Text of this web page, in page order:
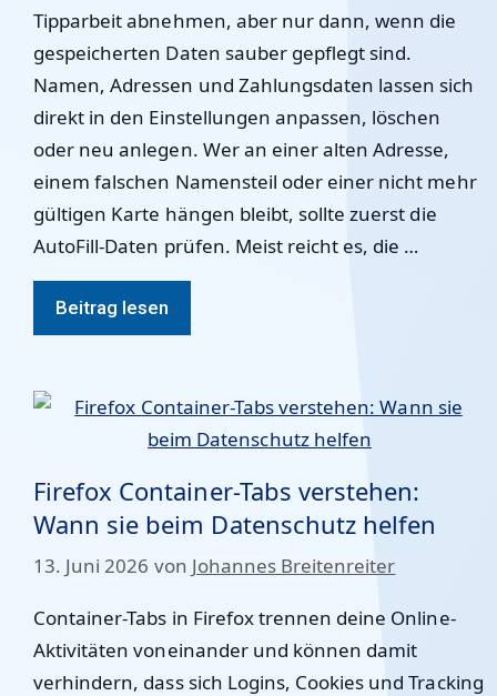
Tipparbeit abnehmen, aber nur dann, wenn die
gespeicherten Daten sauber gepflegt sind.
Namen, Adressen und Zahlungsdaten lassen sich
direkt in den Einstellungen anpassen, löschen
oder neu anlegen. Wer an einer alten Adresse,
einem falschen Namensteil oder einer nicht mehr
gültigen Karte hängen bleibt, sollte zuerst die
AutoFill-Daten prüfen. Meist reicht es, die …
Beitrag lesen
Firefox Container-Tabs verstehen:
Wann sie beim Datenschutz helfen
13. Juni 2026 von Johannes Breitenreiter
Container-Tabs in Firefox trennen deine Online-
Aktivitäten voneinander und können damit
verhindern, dass sich Logins, Cookies und Tracking